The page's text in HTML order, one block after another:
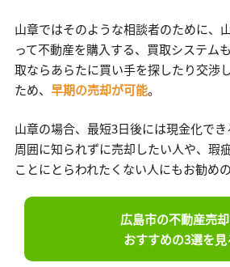
山章ではそのような相談者のために、
って不動産を購入する、買取システム
取ならあらたに買い手を探したり交渉
ため、 早期の売却が可能。
山章の場合、最短3日後には現金化でき
周囲に知られずに売却したい人や、瑕
ことにとらわれたくない人にもお勧め
広島市の不動産売
おすすめの3選を見